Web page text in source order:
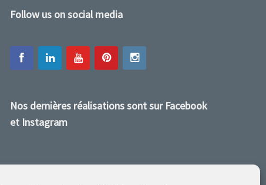
Follow us on social media
Nos dernières réalisations sont sur Facebook
et Instagram